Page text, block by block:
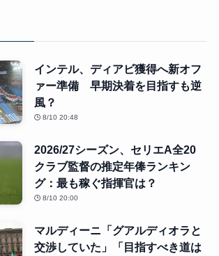
インテル、ディアビ獲得へ新オフ
ァー準備 早期決着を目指すも逆
風？
8/10 20:48
2026/27シーズン、セリエA全20
クラブ監督の推定年俸ランキン
グ：最も稼ぐ指揮官は？
8/10 20:00
マルディーニ「グアルディオラと
交渉していた」「目指すべき道は